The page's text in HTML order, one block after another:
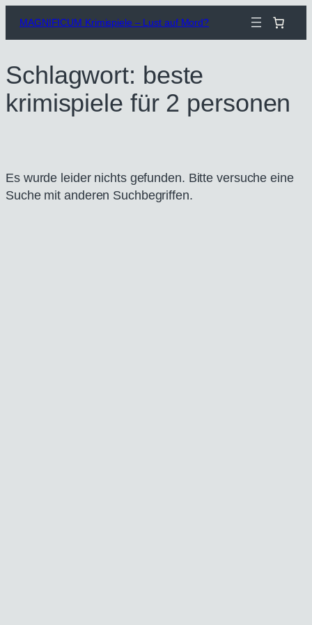
Inhalt
MAGNIFICUM Krimispiele – Lust auf Mord?
Schlagwort: beste
krimispiele für 2 personen
Es wurde leider nichts gefunden. Bitte versuche eine
Suche mit anderen Suchbegriffen.